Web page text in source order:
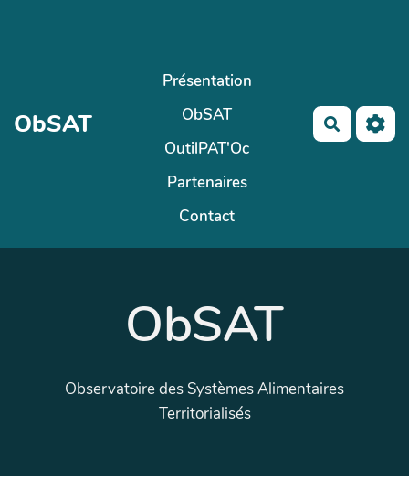
ObSAT
Présentation
ObSAT
OutilPAT'Oc
Partenaires
Contact
ObSAT
Observatoire des Systèmes Alimentaires
Territorialisés